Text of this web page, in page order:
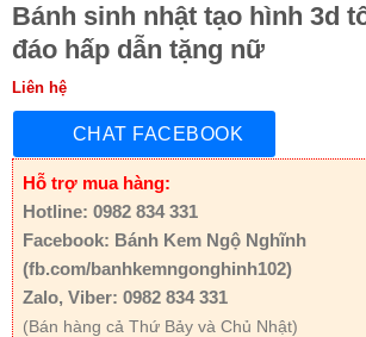
Bánh sinh nhật tạo hình 3d
đáo hấp dẫn tặng nữ
Liên hệ
CHAT FACEBOOK
Hỗ trợ mua hàng:
Hotline: 0982 834 331
Facebook: Bánh Kem Ngộ Nghĩnh
(fb.com/banhkemngonghinh102)
Zalo, Viber: 0982 834 331
(Bán hàng cả Thứ Bảy và Chủ Nhật)